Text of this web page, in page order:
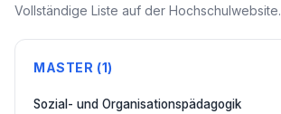
Vollständige Liste auf der Hochschulwebsite.
MASTER (1)
Sozial- und Organisationspädagogik